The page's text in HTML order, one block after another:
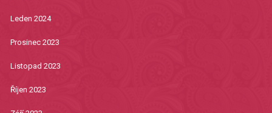
Leden 2024
Prosinec 2023
Listopad 2023
Říjen 2023